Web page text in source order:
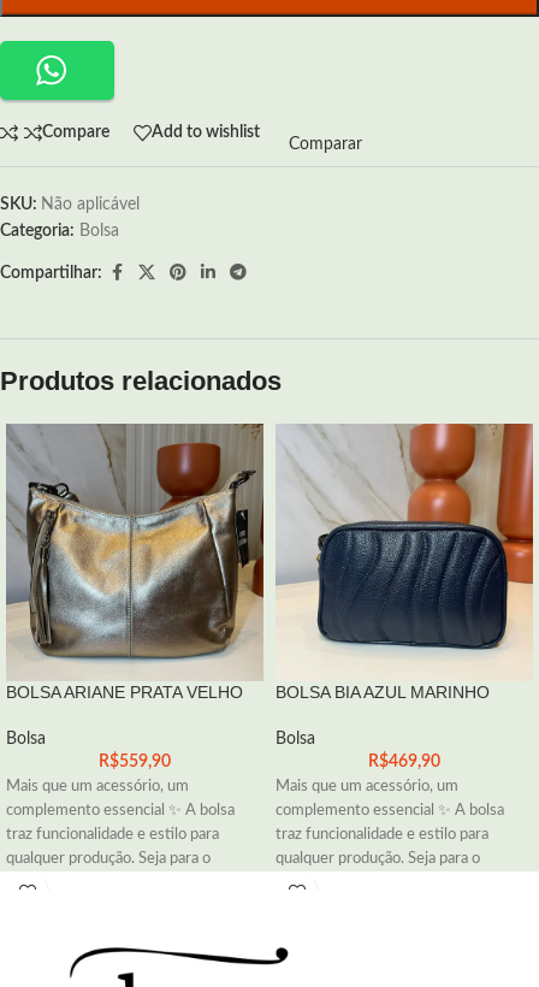
Compare Add to wishlist
Comparar
SKU: Não aplicável
Categoria: Bolsa
Compartilhar:
Produtos relacionados
BOLSA ARIANE PRATA VELHO
Bolsa
R$559,90
Mais que um acessório, um
complemento essencial ✨ A bolsa
traz funcionalidade e estilo para
qualquer produção. Seja para o
BOLSA BIA AZUL MARINHO
Bolsa
R$469,90
Mais que um acessório, um
complemento essencial ✨ A bolsa
traz funcionalidade e estilo para
qualquer produção. Seja para o